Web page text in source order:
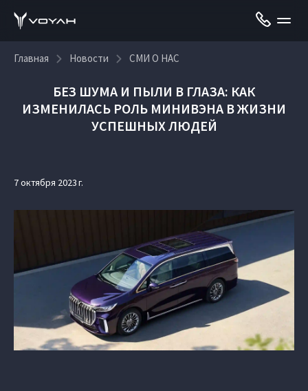
Главная Новости СМИ О НАС
БЕЗ ШУМА И ПЫЛИ В ГЛАЗА: КАК
ИЗМЕНИЛАСЬ РОЛЬ МИНИВЭНА В ЖИЗНИ
УСПЕШНЫХ ЛЮДЕЙ
7 октября 2023 г.